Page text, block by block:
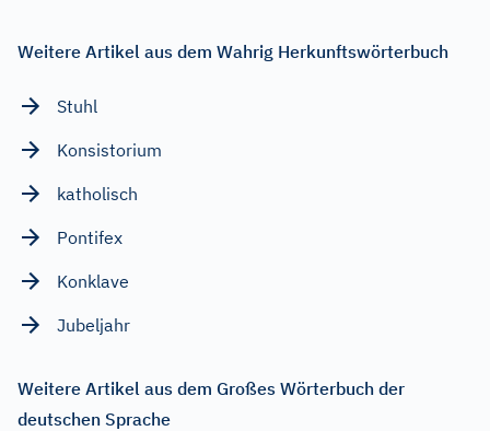
Weitere Artikel aus dem Wahrig Herkunftswörterbuch
Stuhl
Konsistorium
katholisch
Pontifex
Konklave
Jubeljahr
Weitere Artikel aus dem Großes Wörterbuch der
deutschen Sprache